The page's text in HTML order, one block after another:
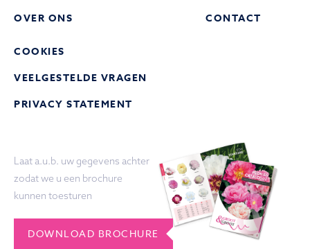
OVER ONS
CONTACT
COOKIES
VEELGESTELDE VRAGEN
PRIVACY STATEMENT
Laat a.u.b. uw gegevens achter
zodat we u een brochure
kunnen toesturen
DOWNLOAD BROCHURE